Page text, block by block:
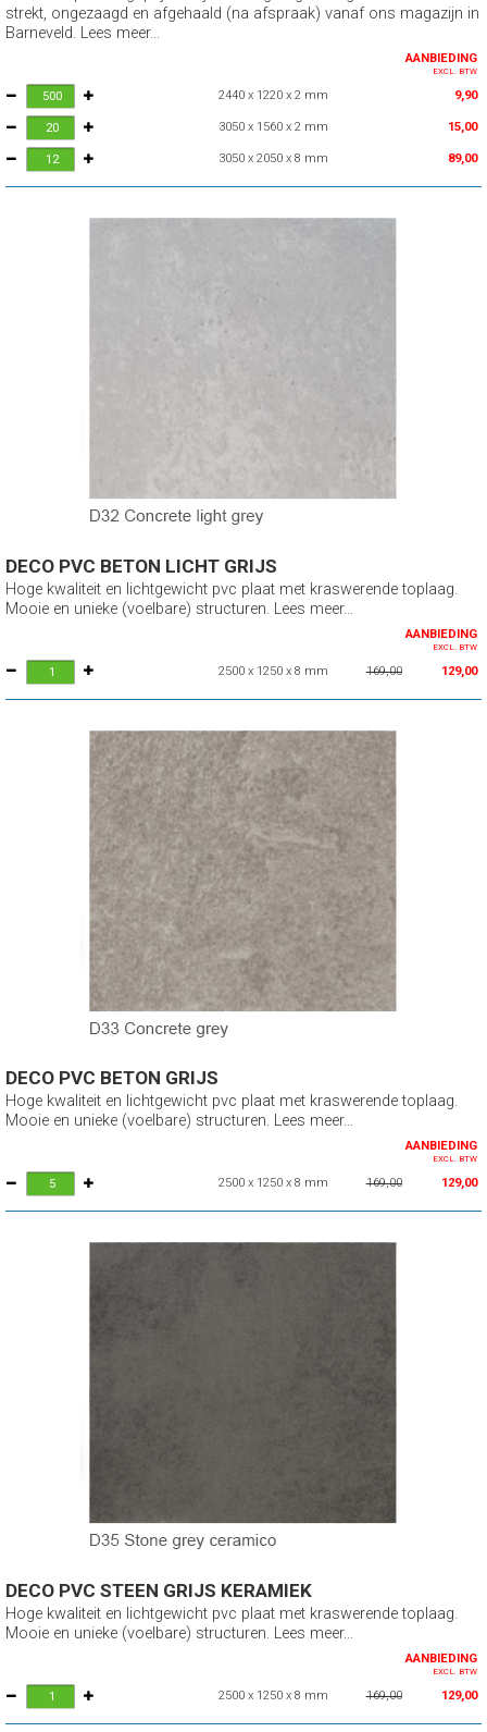
strekt, ongezaagd en afgehaald (na afspraak) vanaf ons magazijn in
Barneveld. Lees meer...
AANBIEDING
EXCL. BTW
2440 x 1220 x 2 mm 9,90
3050 x 1560 x 2 mm 15,00
3050 x 2050 x 8 mm 89,00
DECO PVC BETON LICHT GRIJS
Hoge kwaliteit en lichtgewicht pvc plaat met kraswerende toplaag.
Mooie en unieke (voelbare) structuren. Lees meer...
AANBIEDING
EXCL. BTW
2500 x 1250 x 8 mm 169,00 129,00
DECO PVC BETON GRIJS
Hoge kwaliteit en lichtgewicht pvc plaat met kraswerende toplaag.
Mooie en unieke (voelbare) structuren. Lees meer...
AANBIEDING
EXCL. BTW
2500 x 1250 x 8 mm 169,00 129,00
DECO PVC STEEN GRIJS KERAMIEK
Hoge kwaliteit en lichtgewicht pvc plaat met kraswerende toplaag.
Mooie en unieke (voelbare) structuren. Lees meer...
AANBIEDING
EXCL. BTW
2500 x 1250 x 8 mm 169,00 129,00